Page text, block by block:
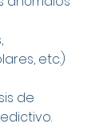
etc.)
de